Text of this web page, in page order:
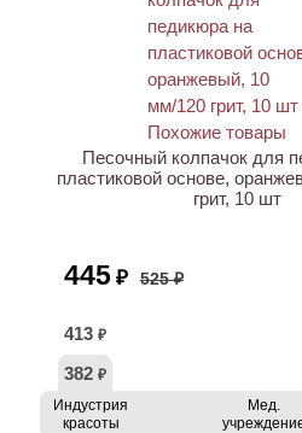
Песочный колпачок для
пластиковой основе,
грит, 10 шт
445 ₽ 525 ₽
413 ₽
382 ₽
Индустрия
красоты
Мед.